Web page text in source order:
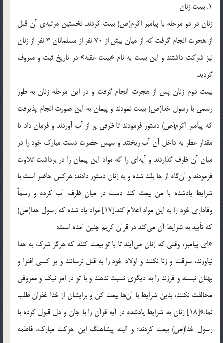
1. بیعت زنان
زنان در دو مرحله با پیامبر اکرم(ص) بیعت کردند. نخستین مرتبه‌ی آن قبل
از هجرت انجام گرفت که از میان بیش از 70 نفر از مسلمانان 3 نفر از زنان
نیز شرکت داشتند و این بیعت به نام «بیعت عقبه» در تاریخ ثبت و معروف
گردید.
بیعت دوم زنان پس از هجرت انجام گرفت و در این مرحله زنان به طور
رسمی با رسول خدا(ص) بیعت نمودند و پیمان به این صورت انجام پذیرفت
که پیامبر اکرم(ص) دستور فرمودند تا ظرفی پر از آب آوردند و فرمان داد تا
مقدار عطر به داخل آن آب ریختند و سپس حضرت دست مبارک خود را در
میان آن ظرف گذاردند و آیه‌ای را که مواد این پیمان را در برداشت تلاوت
فرمودند و آن‌گاه از جا بلند شده و به زنان دستور دادند: هرکس حاضر است با
شرایط یادشده با من بیعت کند دست در میان ظرف آب کرده و رسماً
وفاداری خود را به این مواد اعلام کند.[17] مواد یاد شده که رسول خدا(ص)
که تأیید به شرایط آن می‌کند در قرآن کریم چنین آمده است:
«ای پیامبر، وقتی که زنان می‌آیند تا با تو بیعت کنند که هرگز شرک به خدا
نیاورند، سرقت و زنا نکنند و اولاد خود را به قتل نرسانند و بر کسی افترا و
بهتان نبسته و فرزند را به دیگری نسبت ندهند و با تو در امر نیک و معروفی
مخالفت نکنند، بدین شرایط با آن‌ها بیعت کن و برایشان از خدا غفران طلب
نما.»[18] زنان به شرایط یادشده در آیه قرآن را با جان و دل قبول کرده با
رسول خدا(ص) بیعت کردند؛ و البته پیشاهنگ این حرکت مبارک، فاطمه